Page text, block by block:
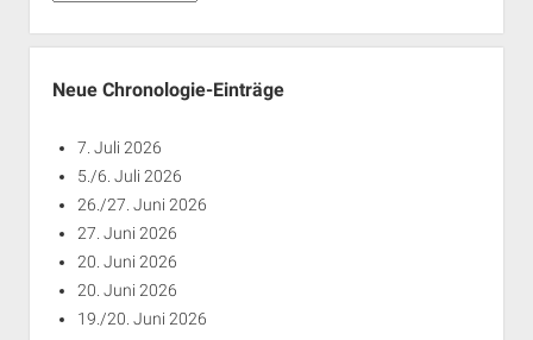
Jahren
Neue Chronologie-Einträge
7. Juli 2026
5./6. Juli 2026
26./27. Juni 2026
27. Juni 2026
20. Juni 2026
20. Juni 2026
19./20. Juni 2026